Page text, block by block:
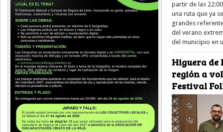
partir de las
una ruta que ya
grandes
del verano
del municipio en
Higuera de
región a
Festival